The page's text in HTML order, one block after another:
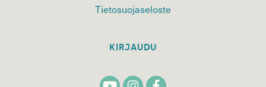
Tietosuojaseloste
KIRJAUDU